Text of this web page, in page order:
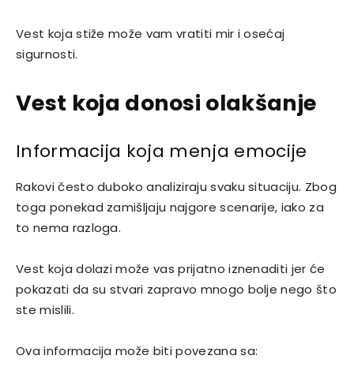
Vest koja stiže može vam vratiti mir i osećaj
sigurnosti.
Vest koja donosi olakšanje
Informacija koja menja emocije
Rakovi često duboko analiziraju svaku situaciju. Zbog
toga ponekad zamišljaju najgore scenarije, iako za
to nema razloga.
Vest koja dolazi može vas prijatno iznenaditi jer će
pokazati da su stvari zapravo mnogo bolje nego što
ste mislili.
Ova informacija može biti povezana sa: